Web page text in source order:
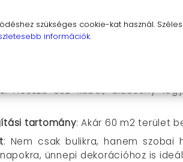
: Könnyen válthatsz a
: Kicsi, mégis erős
: Hosszú USB kábel, alacsony
tartomány: Akár 60 m2 terület
: Nem csak bulikra, hanem szobai
ünnepi dekorációhoz is
szükséges cookie-kat használ.
információk.